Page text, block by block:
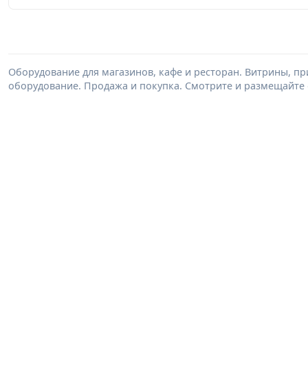
Оборудование для магазинов, кафе и ресторан. Витрины,
оборудование. Продажа и покупка. Смотрите и размещайте